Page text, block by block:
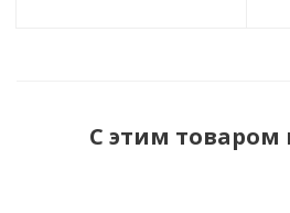
С этим товаром